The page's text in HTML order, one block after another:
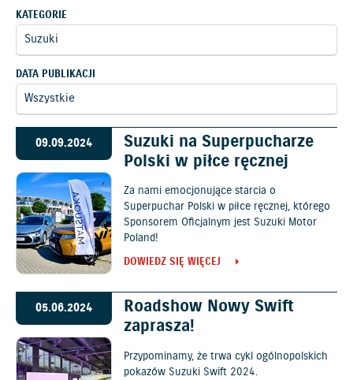
KATEGORIE
DATA PUBLIKACJI
09.09.2024
Suzuki na Superpucharze
Polski w piłce ręcznej
Za nami emocjonujące starcia o
Superpuchar Polski w piłce ręcznej, którego
Sponsorem Oficjalnym jest Suzuki Motor
Poland!
DOWIEDZ SIĘ WIĘCEJ
05.06.2024
Roadshow Nowy Swift
zaprasza!
Przypominamy, że trwa cykl ogólnopolskich
pokazów Suzuki Swift 2024.